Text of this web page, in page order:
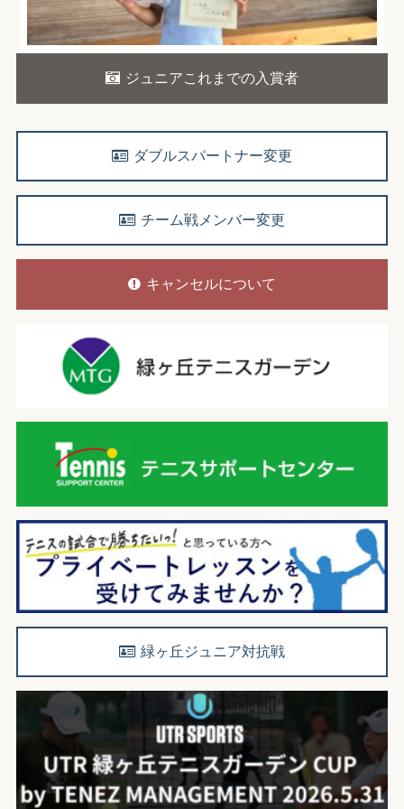
ジュニアこれまでの入賞者
ダブルスパートナー変更
チーム戦メンバー変更
キャンセルについて
緑ヶ丘ジュニア対抗戦